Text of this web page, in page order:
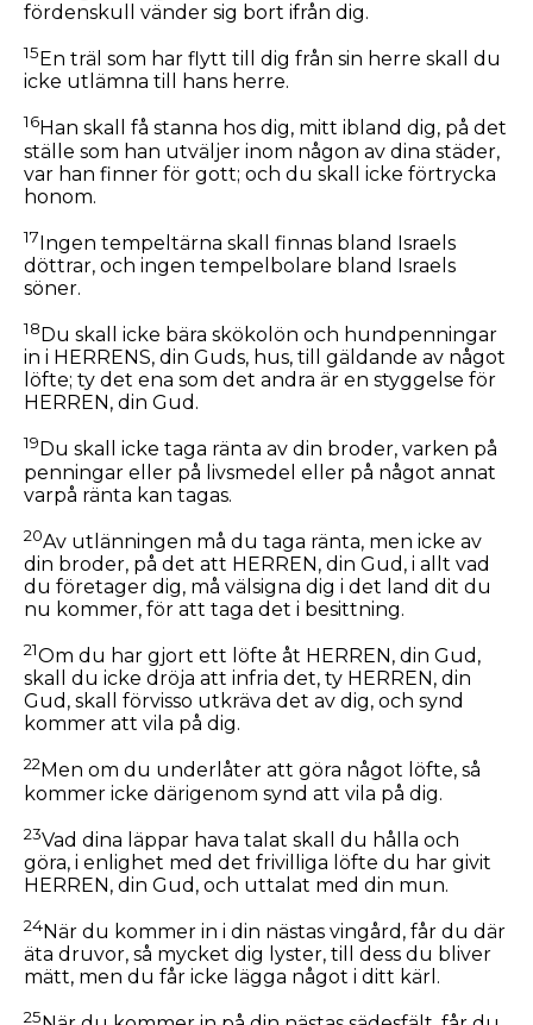
fördenskull vänder sig bort ifrån dig.
15 En träl som har flytt till dig från sin herre skall du
icke utlämna till hans herre.
16Han skall få stanna hos dig, mitt ibland dig, på det
ställe som han utväljer inom någon av dina städer,
var han finner för gott; och du skall icke förtrycka
honom.
17Ingen tempeltärna skall finnas bland Israels
döttrar, och ingen tempelbolare bland Israels
söner.
18 Du skall icke bära skökolön och hundpenningar
in i HERRENS, din Guds, hus, till gäldande av något
löfte; ty det ena som det andra är en styggelse för
HERREN, din Gud.
19 Du skall icke taga ränta av din broder, varken på
penningar eller på livsmedel eller på något annat
varpå ränta kan tagas.
20Av utlänningen må du taga ränta, men icke av
din broder, på det att HERREN, din Gud, i allt vad
du företager dig, må välsigna dig i det land dit du
nu kommer, för att taga det i besittning.
21Om du har gjort ett löfte åt HERREN, din Gud,
skall du icke dröja att infria det, ty HERREN, din
Gud, skall förvisso utkräva det av dig, och synd
kommer att vila på dig.
22Men om du underlåter att göra något löfte, så
kommer icke därigenom synd att vila på dig.
23Vad dina läppar hava talat skall du hålla och
göra, i enlighet med det frivilliga löfte du har givit
HERREN, din Gud, och uttalat med din mun.
24När du kommer in i din nästas vingård, får du där
äta druvor, så mycket dig lyster, till dess du bliver
mätt, men du får icke lägga något i ditt kärl.
25